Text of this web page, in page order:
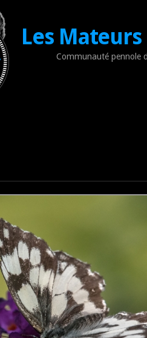
Les
Communauté pennole